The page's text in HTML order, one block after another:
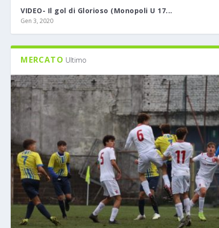
VIDEO- Il gol di Glorioso (Monopoli U 17...
Gen 3, 2020
MERCATO Ultimo